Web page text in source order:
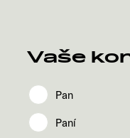
Vaše
Pan
Paní